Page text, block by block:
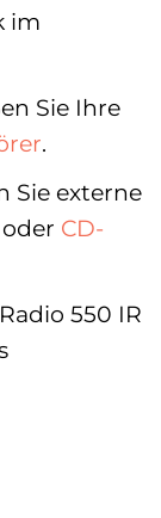
im
Sie Ihre
.
Sie externe
CD-
550 IR